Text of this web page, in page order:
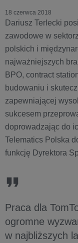
18 czerwca 2018
Dariusz Terlecki
zawodowe w
polskich i
najważniejszych
BPO, contract
budowaniu i
zapewniającej
sukcesem
doprowadzając do
Telematics Polska
funkcję Dyrektora
Praca dla
ogromne
w najbliższych